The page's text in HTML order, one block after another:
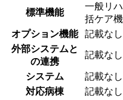
標準機能
一般リ
括ケア
オプション機能
記載なし
外部システムと
の連携
記載なし
システム
記載なし
対応病棟
記載なし